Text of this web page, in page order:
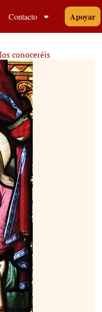
Contacto Apoyar
conoceréis